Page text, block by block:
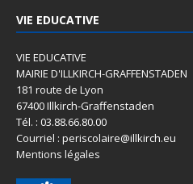
VIE EDUCATIVE
VIE EDUCATIVE
MAIRIE D'ILLKIRCH-GRAFFENSTADEN
181 route de Lyon
67400 Illkirch-Graffenstaden
Tél. : 03.88.66.80.00
Courriel : periscolaire@illkirch.eu
Mentions légales